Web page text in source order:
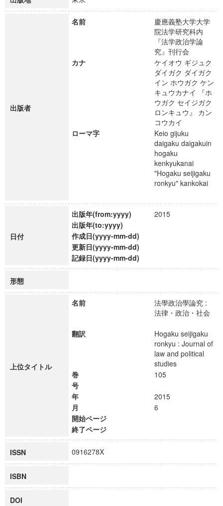
出版者
名前
慶應義塾大学大学
院法学研究科内
『法学政治学論
究』刊行会
カナ
ケイオウ ギジュク
ダイガク ダイガク
イン ホウガク ケン
キュウカナイ 『ホ
ウガク セイジガク
ロンキュウ』 カン
コウカイ
ローマ字
Keio gijuku
daigaku daigakuin
hogaku
kenkyukanai
"Hogaku seijigaku
ronkyu" kankokai
日付
出版年(from:yyyy)
2015
出版年(to:yyyy)
作成日(yyyy-mm-dd)
更新日(yyyy-mm-dd)
記録日(yyyy-mm-dd)
形態
上位タイトル
名前
法學政治學論究 :
法律・政治・社会
翻訳
Hogaku seijigaku
ronkyu : Journal of
law and political
studies
巻
105
号
年
2015
月
6
開始ページ
終了ページ
ISSN 0916278X
ISBN
DOI